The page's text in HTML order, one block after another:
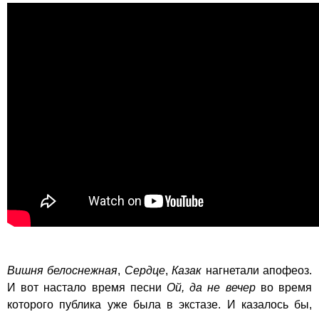
Вишня белоснежная, Сердце,Казак нагнетали апофеоз.
И вот настало время песни Ой, да не вечерво время
которого публика уже была в экстазе. И казалось бы,